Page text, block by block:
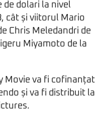
de dolari la nivel
cât și viitorul Mario
Chris Meledandri de
Miyamoto de la
Movie va fi cofinanțat
și va fi distribuit la